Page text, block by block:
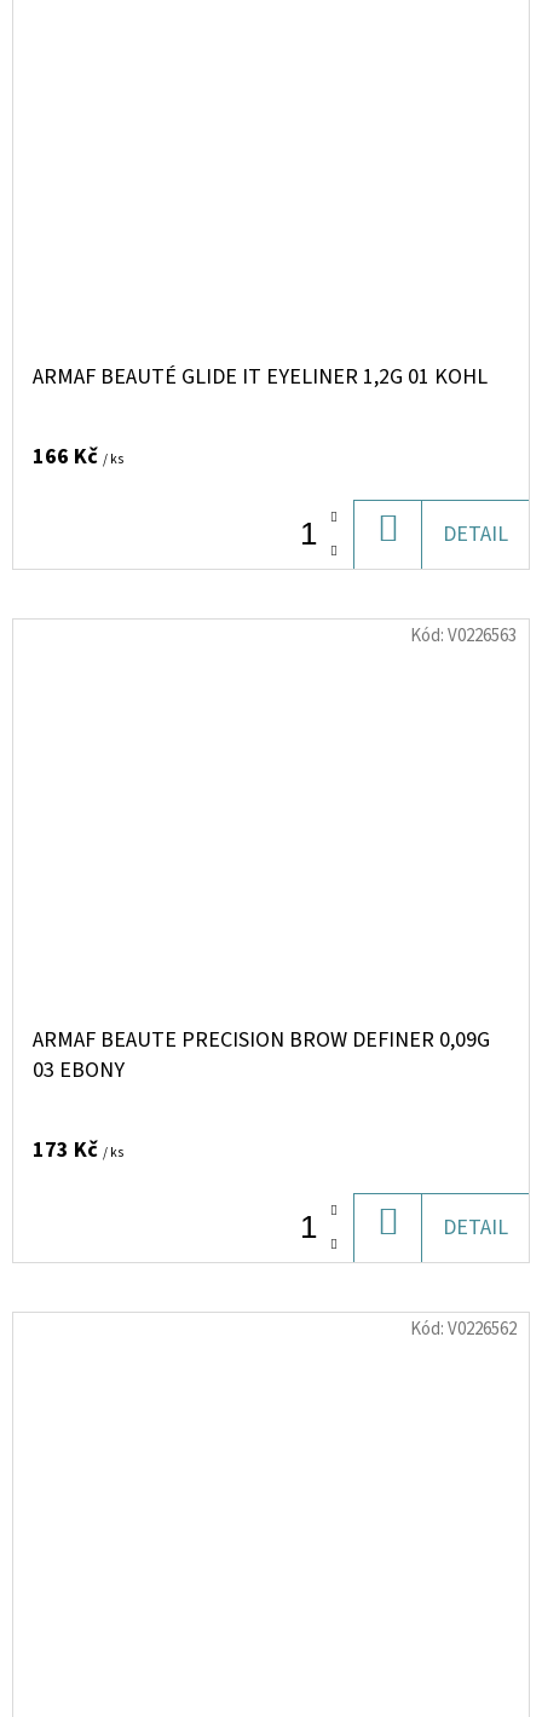
ARMAF BEAUTÉ GLIDE IT EYELINER 1,2G 01 KOHL
166 Kč / ks
KOŠÍKU
DETAIL
ARMAF BEAUTE PRECISION BROW DEFINER 0,09G
03 EBONY
173 Kč / ks
KOŠÍKU
DETAIL
Kód:V0226563
Kód:V0226562